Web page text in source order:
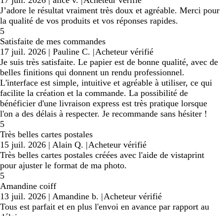
J’adore le résultat vraiment très doux et agréable. Merci pour
la qualité de vos produits et vos réponses rapides.
5
Satisfaite de mes commandes
17 juil. 2026 | Pauline C. |Acheteur vérifié
Je suis très satisfaite. Le papier est de bonne qualité, avec de
belles finitions qui donnent un rendu professionnel.
L'interface est simple, intuitive et agréable à utiliser, ce qui
facilite la création et la commande. La possibilité de
bénéficier d'une livraison express est très pratique lorsque
l'on a des délais à respecter. Je recommande sans hésiter !
5
Très belles cartes postales
15 juil. 2026 | Alain Q. |Acheteur vérifié
Très belles cartes postales créées avec l'aide de vistaprint
pour ajuster le format de ma photo.
5
Amandine coiff
13 juil. 2026 | Amandine b. |Acheteur vérifié
Tous est parfait et en plus l'envoi en avance par rapport au